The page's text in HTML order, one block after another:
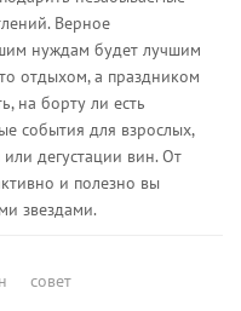
Верное
нуждам будет лучшим
отдыхом, а праздником
на борту ли есть
события для взрослых,
дегустации вин. От
и полезно вы
звездами.
совет